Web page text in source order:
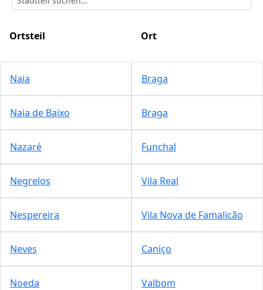
Ortsteil Ort
Naia Braga
Naia de Baixo Braga
Nazaré Funchal
Negrelos Vila Real
Nespereira Vila Nova de Famalicão
Neves Caniço
Noeda Valbom